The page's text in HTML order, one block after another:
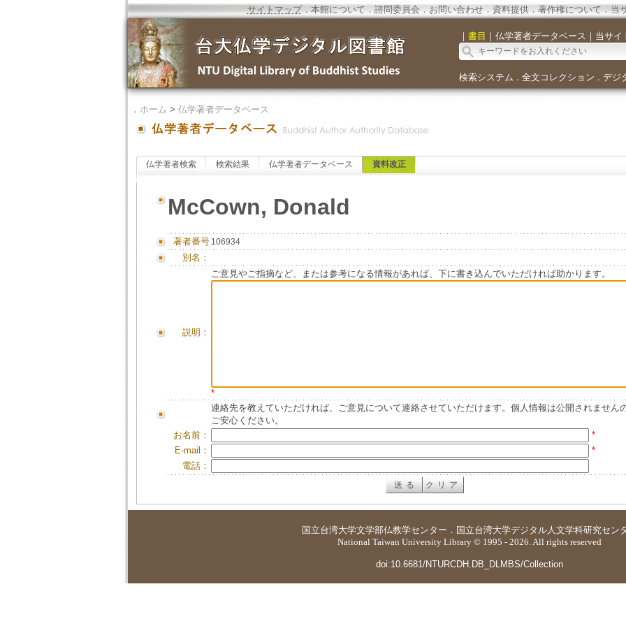
サイトマップ．本館について．諮問委員会． お問い合わせ． 資料提供．著作権について．当
｜ 書目 ｜ 仏学著者データベース ｜ 当サイ
検索システム ． 全文コレクション ． デジ
． ホーム > 仏学著者データベース
仏学著者検索 検索結果 仏学著者データベース 資料改正
McCown, Donald
著者番号 106934
別名：
説明：
ご意見やご指摘など、または参考になる情報があれば、下に書き込んでいただければ助かります。
*
連絡先を教えていただければ、ご意見について連絡させていただけます。個人情報は公開されません
ご安心ください。
お名前：
*
E-mail：
*
電話：
国立台湾大学文学部仏教学センター ． 国立台湾大学デジタル人文学科研究セン
National Taiwan University Library © 1995 - 2026. All rights reserved
doi:10.6681/NTURCDH.DB_DLMBS/Collection